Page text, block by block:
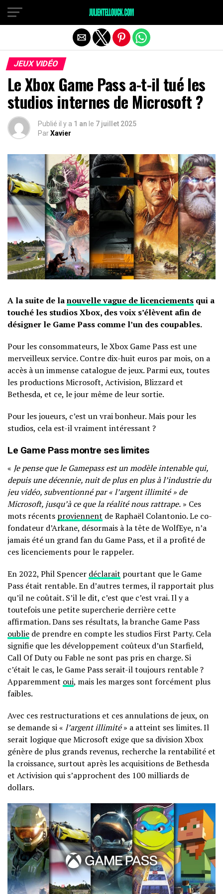
JEUX VIDÉO
Le Xbox Game Pass a-t-il tué les
studios internes de Microsoft ?
Publié il y a 1 an le 7 juillet 2025
ParXavier
A la suite de lanouvelle vague de licenciements qui a
touché les studios Xbox, des voix s’élèvent afin de
désigner le Game Pass comme l’un des coupables.
Pour les consommateurs, le Xbox Game Pass est une
merveilleux service. Contre dix-huit euros par mois, on a
accès à un immense catalogue de jeux. Parmi eux, toutes
les productions Microsoft, Activision, Blizzard et
Bethesda, et ce, le jour même de leur sortie.
Pour les joueurs, c’est un vrai bonheur. Mais pour les
studios, cela est-il vraiment intéressant ?
Le Game Pass montre ses limites
« Je pense que le Gamepass est un modèle intenable qui,
depuis une décennie, nuit de plus en plus à l’industrie du
jeu vidéo, subventionné par « l’argent illimité » de
Microsoft, jusqu’à ce que la réalité nous rattrape. » Ces
mots récents proviennent de Raphaël Colantonio. Le co-
fondateur d’Arkane, désormais à la tête de WolfEye, n’a
jamais été un grand fan du Game Pass, et il a profité de
ces licenciements pour le rappeler.
En 2022, Phil Spencer déclarait pourtant que le Game
Pass était rentable. En d’autres termes, il rapportait plus
qu’il ne coûtait. S’il le dit, c’est que c’est vrai. Il y a
toutefois une petite supercherie derrière cette
affirmation. Dans ses résultats, la branche Game Pass
oublie de prendre en compte les studios First Party. Cela
signifie que les développement coûteux d’un Starfield,
Call Of Duty ou Fable ne sont pas pris en charge. Si
c’était le cas, le Game Pass serait-il toujours rentable ?
Apparemment oui, mais les marges sont forcément plus
faibles.
Avec ces restructurations et ces annulations de jeux, on
se demande si « l’argent illimité» a atteint ses limites. Il
serait logique que Microsoft exige que sa division Xbox
génère de plus grands revenus, recherche la rentabilité et
la croissance, surtout après les acquisitions de Bethesda
et Activision qui s’approchent des 100 milliards de
dollars.